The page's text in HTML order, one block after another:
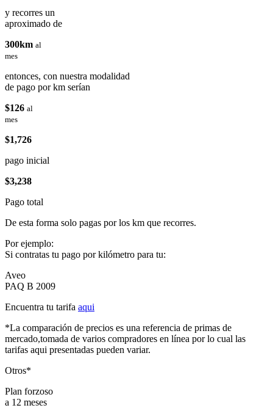
y recorres un
aproximado de
300km al
mes
entonces, con nuestra modalidad
de pago por km serían
$126 al
mes
$1,726
pago inicial
$3,238
Pago total
De esta forma solo pagas por los km que recorres.
Por ejemplo:
Si contratas tu pago por kilómetro para tu:
Aveo
PAQ B 2009
Encuentra tu tarifa aqui
*La comparación de precios es una referencia de primas de
mercado,tomada de varios compradores en línea por lo cual las
tarifas aqui presentadas pueden variar.
Otros*
Plan forzoso
a 12 meses